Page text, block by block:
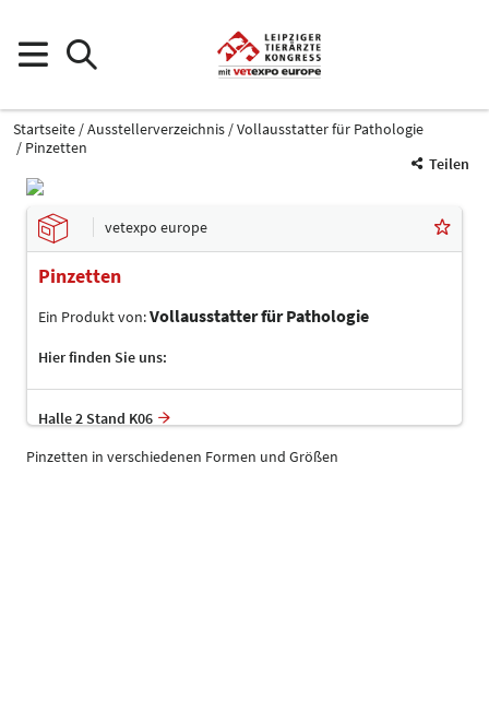
Startseite Ausstellerverzeichnis
Vollausstatter für Pathologie
Pinzetten
Teilen
vetexpo europe
Pinzetten
Ein Produkt von:Vollausstatter für Pathologie
Hier finden Sie uns:
Halle 2 Stand K06
Pinzetten in verschiedenen Formen und Größen